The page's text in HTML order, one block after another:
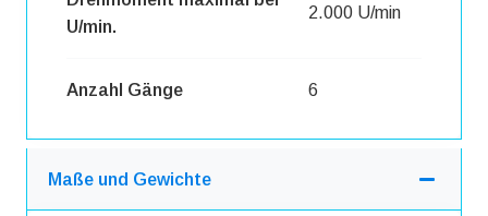
U/min.
2.000 U/min
Anzahl Gänge 6
Maße und Gewichte